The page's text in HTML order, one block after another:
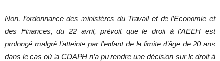
Non, l’ordonnance des ministères du Travail et de l’Économie et
des Finances, du 22 avril, prévoit que le droit à l’AEEH est
prolongé malgré l’atteinte par l’enfant de la limite d’âge de 20 ans
dans le cas où la CDAPH n’a pu rendre une décision sur le droit à